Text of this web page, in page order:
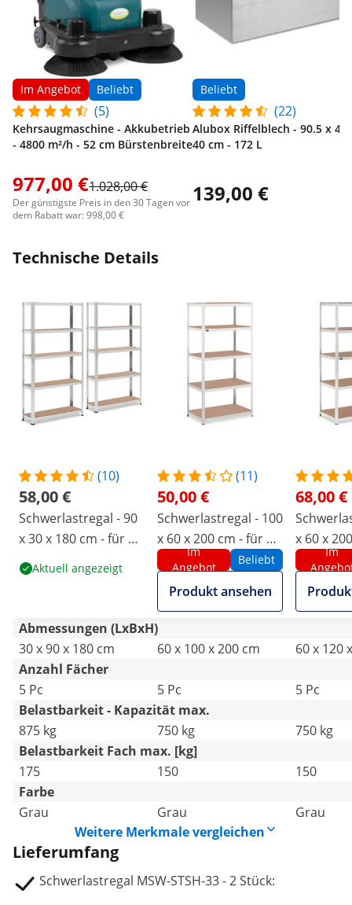
Im Angebot Beliebt
(5)
Kehrsaugmaschine - Akkubetrieb
- 4800 m²/h - 52 cm Bürstenbreite
977,00 €1.028,00 €
Der günstigste Preis in den 30 Tagen vor
dem Rabatt war: 998,00 €
Beliebt
(22)
Alubox Riffelblech - 90.5 x
40 cm - 172 L
139,00 €
Technische Details
(10)
58,00 €
Schwerlastregal - 90
x 30 x 180 cm - für 5 x
175 kg - Grau - 2 Stk.
Aktuell angezeigt
(11)
50,00 €
Schwerlastregal - 100
x 60 x 200 cm - für 5 x
150 kg - Grau
Im
Angebot
Beliebt
Produkt ansehen
68,00 €
x 60 x
150 kg -
Im
Abmessungen (LxBxH)
30 x 90 x 180 cm
60 x 100 x 200 cm
60 x 120
Anzahl Fächer
5 Pc
5 Pc
5 Pc
Belastbarkeit - Kapazität max.
875 kg
750 kg
750 kg
Belastbarkeit Fach max. [kg]
175
150
150
Farbe
Grau
Grau
Grau
Weitere Merkmale vergleichen
Lieferumfang
Schwerlastregal MSW-STSH-33 - 2 Stück: